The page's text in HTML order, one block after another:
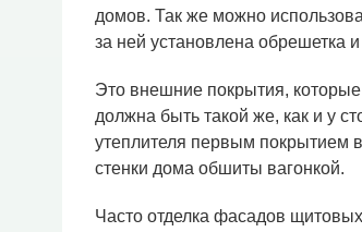
домов. Так же можно
за ней установлена обрешетка
Это внешние покрытия,
должна быть такой же, как и у
утеплителя первым покрытием
стенки дома обшиты вагонкой.
Часто отделка фасадов